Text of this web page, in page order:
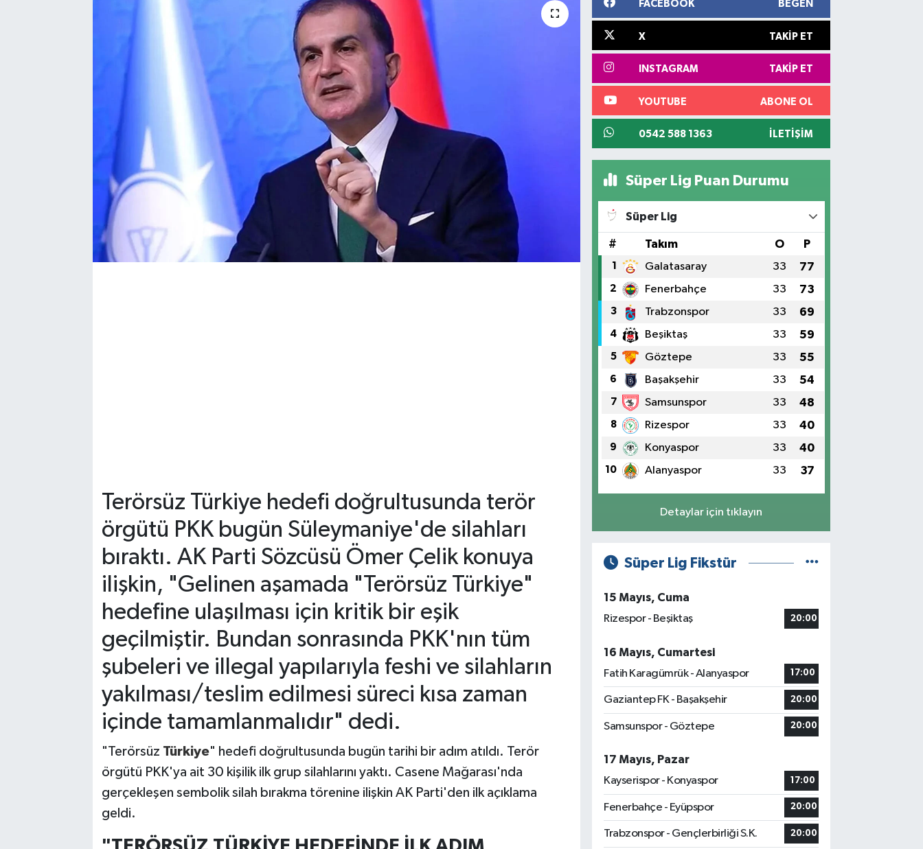
Terörsüz Türkiye hedefi doğrultusunda terör
örgütü PKK bugün Süleymaniye'de silahları
bıraktı. AK Parti Sözcüsü Ömer Çelik konuya
ilişkin, "Gelinen aşamada "Terörsüz Türkiye"
hedefine ulaşılması için kritik bir eşik
geçilmiştir. Bundan sonrasında PKK'nın tüm
şubeleri ve illegal yapılarıyla feshi ve silahların
yakılması/teslim edilmesi süreci kısa zaman
içinde tamamlanmalıdır" dedi.
"Terörsüz Türkiye" hedefi doğrultusunda bugün tarihi bir adım atıldı. Terör
örgütü PKK'ya ait 30 kişilik ilk grup silahlarını yaktı. Casene Mağarası'nda
gerçekleşen sembolik silah bırakma törenine ilişkin AK Parti'den ilk açıklama
geldi.
FACEBOOK BEĞEN
X TAKIP ET
INSTAGRAM TAKIP ET
YOUTUBE ABONE OL
0542 588 1363 İLETIŞIM
Süper Lig Puan Durumu
Süper Lig
# Takım O P
1 Galatasaray 33 77
2 Fenerbahçe 33 73
3 Trabzonspor 33 69
4 Beşiktaş 33 59
5 Göztepe 33 55
6 Başakşehir 33 54
7 Samsunspor 33 48
8 Rizespor 33 40
9 Konyaspor 33 40
10 Alanyaspor 33 37
Detaylar için tıklayın
Süper Lig Fikstür
15 Mayıs, Cuma
Rizespor - Beşiktaş
20:00
16 Mayıs, Cumartesi
Fatih Karagümrük - Alanyaspor
17:00
Gaziantep FK - Başakşehir 20:00
Samsunspor - Göztepe 20:00
17 Mayıs, Pazar
Kayserispor - Konyaspor
17:00
Fenerbahçe - Eyüpspor 20:00
Trabzonspor - Gençlerbirliği S.K. 20:00